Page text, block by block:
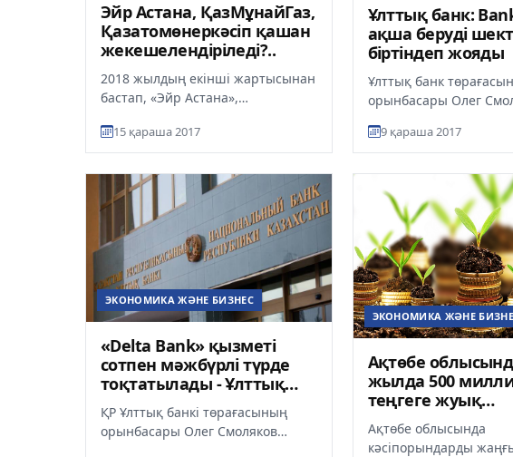
Эйр Астана, ҚазМұнайГаз,
Қазатомөнеркәсіп қашан
жекешелендіріледі?..
2018 жылдың екінші жартысынан
бастап, «Эйр Астана»,
«Қазатомөнеркәсіп» сынды
ұлттық компанияларды...
15 қараша 2017
Ұлттық банк:
ақша беруді
біртіндеп жояды
Ұлттық банк
орынбасары Олег
қаржысын алуына
шектеу бірт...
9 қараша 2017
ЭКОНОМИКА ЖӘНЕ БИЗНЕС
«Delta Bank» қызметі
сотпен мәжбүрлі түрде
тоқтатылады - Ұлттық
ҚР Ұлттық банкі төрағасының
орынбасары Олег Смоляков
ЭКОНОМИКА ЖӘНЕ
Ақтөбе
жылда 500
теңгеге жуық
инвестиция
Ақтөбе облысында
кәсіпорындарды